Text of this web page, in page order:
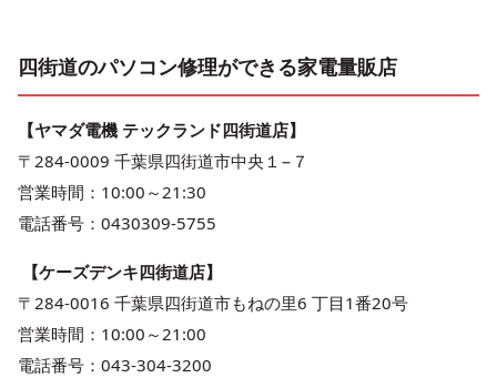
四街道のパソコン修理ができる家電量販店
【ヤマダ電機 テックランド四街道店】
〒284-0009 千葉県四街道市中央１−７
営業時間：10:00～21:30
電話番号：0430309-5755
【ケーズデンキ四街道店】
〒284-0016 千葉県四街道市もねの里6 丁目1番20号
営業時間：10:00～21:00
電話番号：043-304-3200